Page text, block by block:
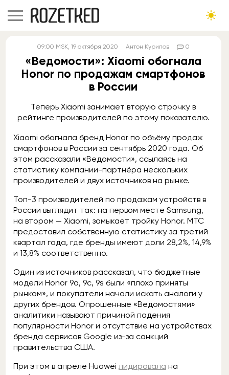
09:00 MSK, 19 октября 2020 Антон Курилов 0
«Ведомости»: Xiaomi обогнала
Honor по продажам смартфонов
в России
Теперь Xiaomi занимает вторую строчку в
рейтинге производителей по этому показателю.
Xiaomi обогнала бренд Honor по объёму продаж
смартфонов в России за сентябрь 2020 года. Об
этом рассказали «Ведомости», ссылаясь на
статистику компании-партнёра нескольких
производителей и двух источников на рынке.
Топ-3 производителей по продажам устройств в
России выглядит так: на первом месте Samsung,
на втором — Xiaomi, замыкает тройку Honor. МТС
предоставил собственную статистику за третий
квартал года, где бренды имеют доли 28,2%, 14,9%
и 13,8% соответственно.
Один из источников рассказал, что бюджетные
модели Honor 9a, 9c, 9s были «плохо приняты
рынком», и покупатели начали искать аналоги у
других брендов. Опрошенные «Ведомостями»
аналитики называют причиной падения
популярности Honor и отсутствие на устройствах
бренда сервисов Google из-за санкций
правительства США.
При этом в апреле Huawei лидировала на